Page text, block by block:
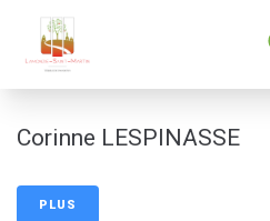
principal
Corinne LESPINASSE
PLUS